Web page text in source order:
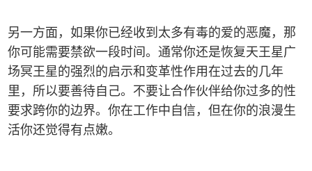
另一方面，如果你已经收到太多有毒的爱的恶魔，那
你可能需要禁欲一段时间。通常你还是恢复天王星广
场冥王星的强烈的启示和变革性作用在过去的几年
里，所以要善待自己。不要让合作伙伴给你过多的性
要求跨你的边界。你在工作中自信，但在你的浪漫生
活你还觉得有点嫩。